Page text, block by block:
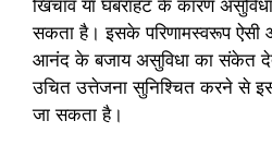
खिंचाव या घबराहट के कारण
सकता है। इसके परिणामस्वरूप
आनंद के बजाय असुविधा का संकेत
उचित उत्तेजना सुनिश्चित करने से
जा सकता है।